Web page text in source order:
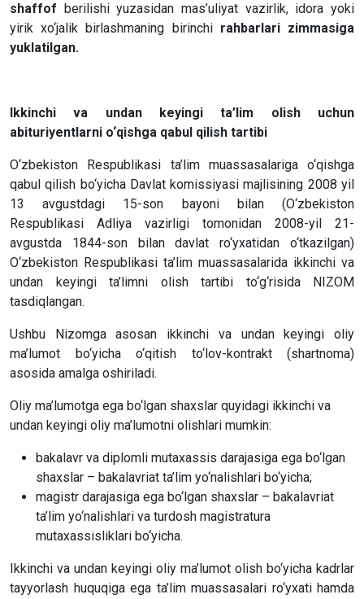
shaffof berilishi yuzasidan mas’uliyat vazirlik, idora yoki
yirik xo‘jalik birlashmaning birinchi rahbarlari zimmasiga
yuklatilgan.
Ikkinchi va undan keyingi ta’lim olish uchun
abituriyentlarni o‘qishga qabul qilish tartibi
O‘zbekiston Respublikasi ta’lim muassasalariga o‘qishga
qabul qilish bo‘yicha Davlat komissiyasi majlisining 2008 yil
13 avgustdagi 15-son bayoni bilan (O‘zbekiston
Respublikasi Adliya vazirligi tomonidan 2008-yil 21-
avgustda 1844-son bilan davlat ro‘yxatidan o‘tkazilgan)
O‘zbekiston Respublikasi ta’lim muassasalarida ikkinchi va
undan keyingi ta’limni olish tartibi to‘g‘risida NIZOM
tasdiqlangan.
Ushbu Nizomga asosan ikkinchi va undan keyingi oliy
ma’lumot bo‘yicha o‘qitish to‘lov-kontrakt (shartnoma)
asosida amalga oshiriladi.
Oliy ma’lumotga ega bo‘lgan shaxslar quyidagi ikkinchi va
undan keyingi oliy ma’lumotni olishlari mumkin:
bakalavr va diplomli mutaxassis darajasiga ega bo‘lgan
shaxslar – bakalavriat ta’lim yo‘nalishlari bo‘yicha;
magistr darajasiga ega bo‘lgan shaxslar – bakalavriat
ta’lim yo‘nalishlari va turdosh magistratura
mutaxassisliklari bo‘yicha.
Ikkinchi va undan keyingi oliy ma’lumot olish bo‘yicha kadrlar
tayyorlash huquqiga ega ta’lim muassasalari ro‘yxati hamda